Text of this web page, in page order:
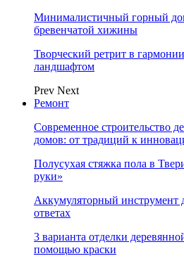
Минималистичный горный
бревенчатой хижины
Творческий ретрит в
ландшафтом
Prev Next
Ремонт
Современное строительство
домов: от традиций к
Полусухая стяжка пола в
руки»
Аккумуляторный инструмент
ответах
3 варианта отделки
помощью краски